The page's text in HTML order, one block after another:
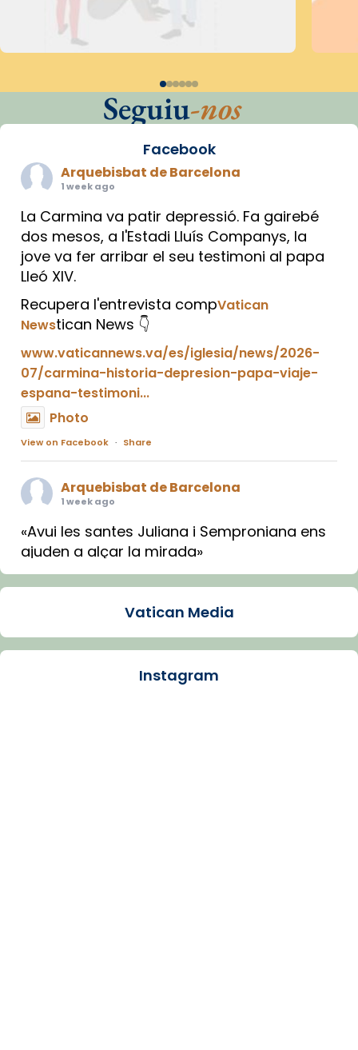
Seguiu-nos
Facebook
Arquebisbat de Barcelona
1 week ago
La Carmina va patir depressió. Fa gairebé
dos mesos, a l'Estadi Lluís Companys, la
jove va fer arribar el seu testimoni al papa
Lleó XIV.
Recupera l'entrevista compVatican
Newstican News 👇
www.vaticannews.va/es/iglesia/news/2026-
07/carmina-historia-depresion-papa-viaje-
espana-testimoni...
Photo
View on Facebook · Share
Arquebisbat de Barcelona
1 week ago
«Avui les santes Juliana i Semproniana ens
ajuden a alçar la mirada»
Mons. Sergi Gordo, bisbe de Tortosa, ha
Santes de Mataró.
🔗tinyurl.com/cvu5jmbk
Vatican Media
Instagram